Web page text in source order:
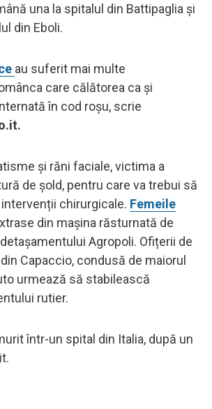
una la spitalul din Battipaglia și
din Eboli.
au suferit mai multe
care călătorea ca și
în cod roșu, scrie
și răni faciale, victima a
de șold, pentru care va trebui să
chirurgicale. Femeile
din mașina răsturnată de
Agropoli. Ofițerii de
Capaccio, condusă de maiorul
urmează să stabilească
rutier.
într-un spital din Italia, după un